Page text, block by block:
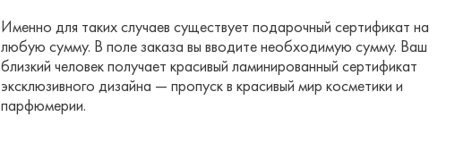
Именно для таких случаев существует подарочный сертификат на
любую сумму. В поле заказа вы вводите необходимую сумму. Ваш
близкий человек получает красивый ламинированный сертификат
эксклюзивного дизайна — пропуск в красивый мир косметики и
парфюмерии.